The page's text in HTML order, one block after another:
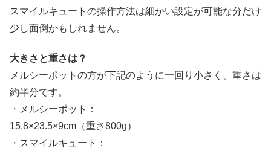
スマイルキュートの操作方法は細かい設定が可能な分だけ
少し面倒かもしれません。
大きさと重さは？
メルシーポットの方が下記のように一回り小さく、重さは
約半分です。
・メルシーポット：
15.8×23.5×9cm（重さ800g）
・スマイルキュート：